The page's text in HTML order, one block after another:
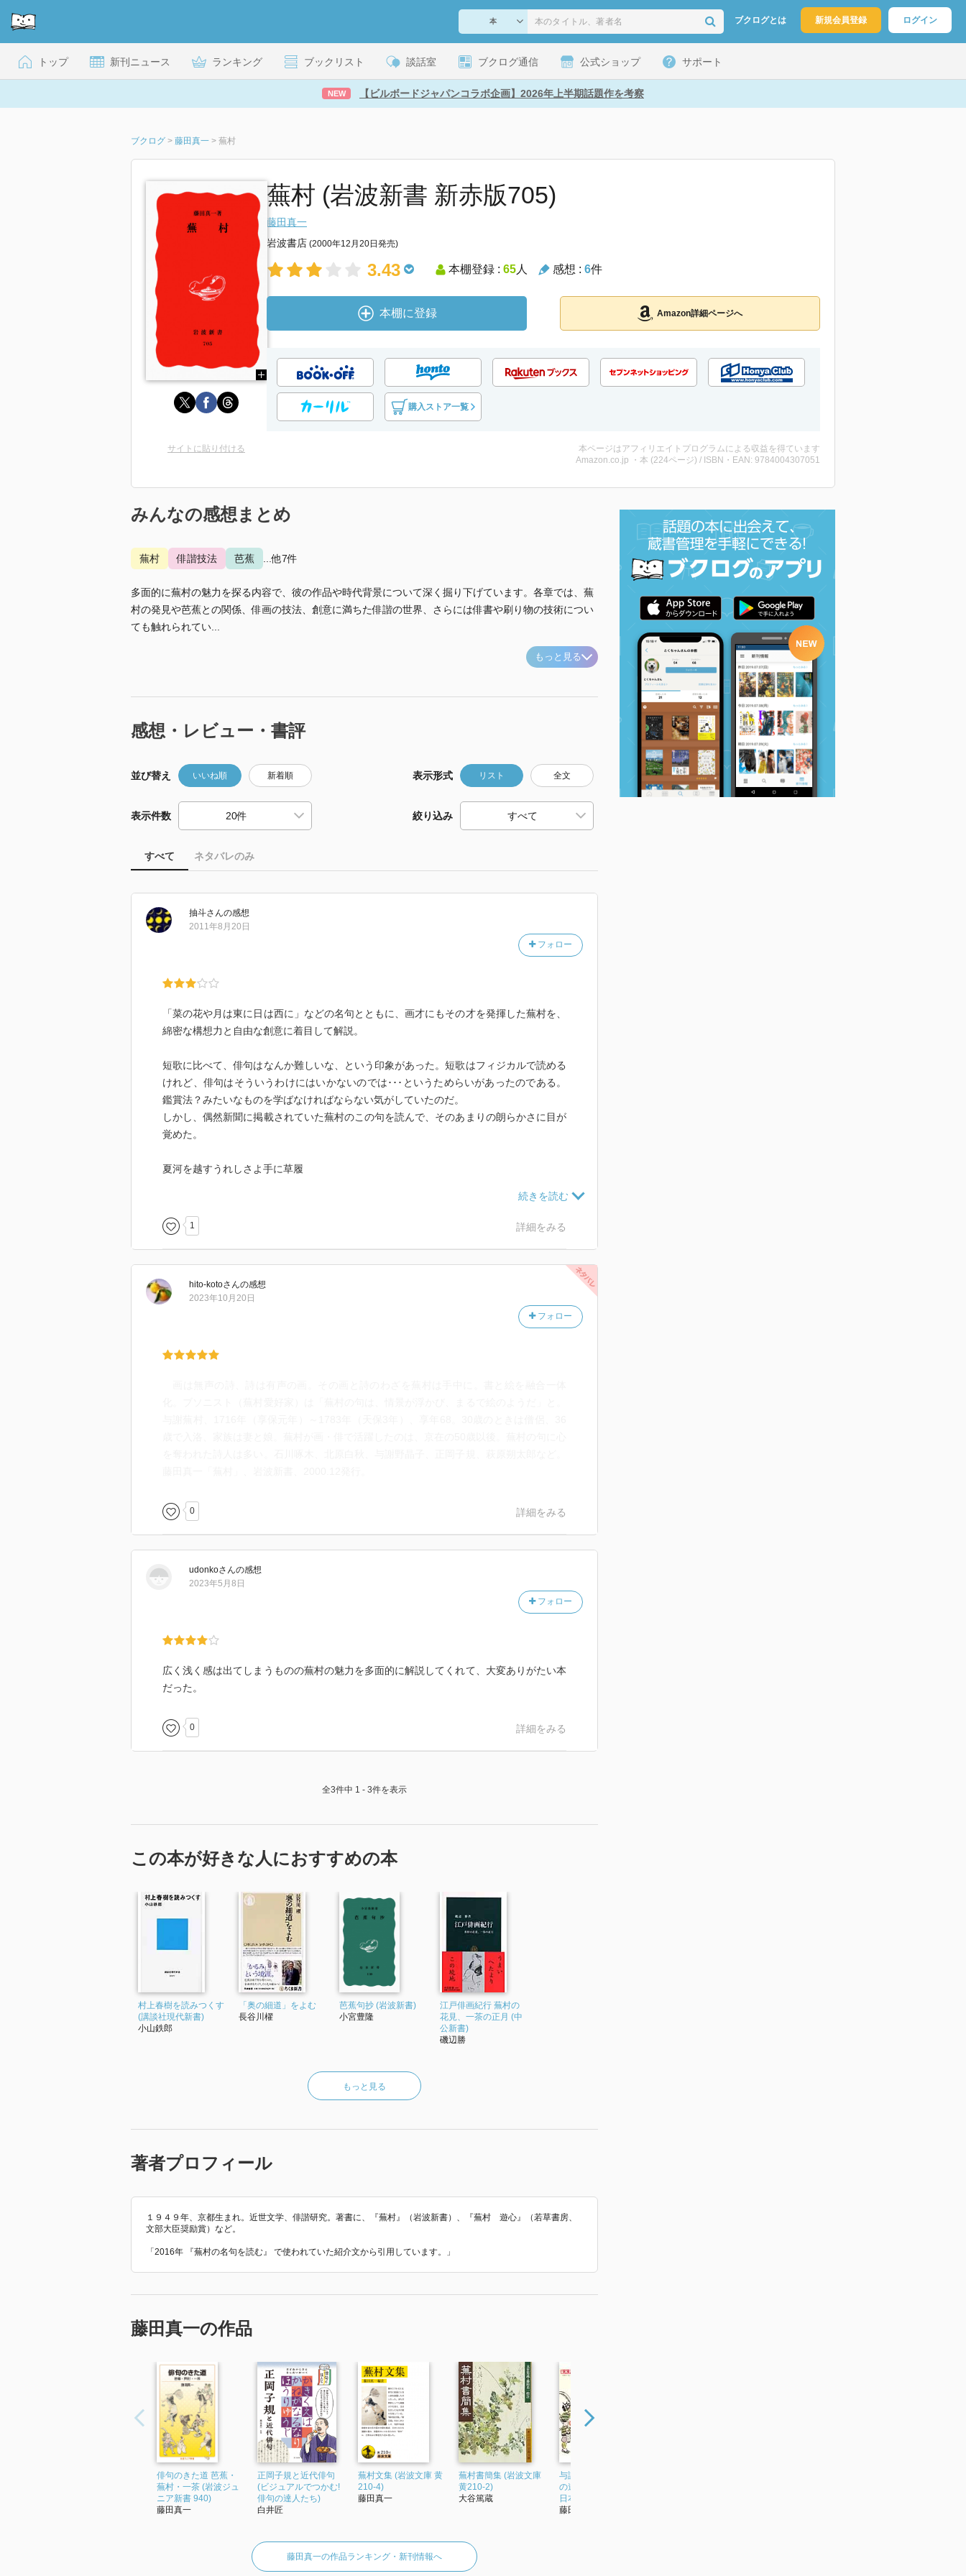
ブクログとは 新規会員登録 ログイン
トップ 新刊ニュース ランキング ブックリスト 談話室 ブクログ通信 公式ショップ サポート
NEW 【ビルボードジャパンコラボ企画】2026年上半期話題作を考察
ブクログ > 藤田真一 > 蕪村
蕪村 (岩波新書 新赤版705)
藤田真一
岩波書店 (2000年12月20日発売)
3.43 本棚登録 : 65人 感想 : 6件
本棚に登録 Amazon詳細ページへ
購入ストア一覧
サイトに貼り付ける
本ページはアフィリエイトプログラムによる収益を得ています
Amazon.co.jp ・本 (224ページ) / ISBN・EAN: 9784004307051
みんなの感想まとめ
蕪村 俳諧技法 芭蕉 ...他7件
多面的に蕪村の魅力を探る内容で、彼の作品や時代背景について深く掘り下げています。各章では、蕪
村の発見や芭蕉との関係、俳画の技法、創意に満ちた俳諧の世界、さらには俳書や刷り物の技術につい
ても触れられてい...
もっと見る
感想・レビュー・書評
並び替え いいね順 新着順 表示形式 リスト 全文
表示件数 絞り込み
すべて ネタバレのみ
抽斗さんの感想
フォロー
2011年8月20日
「菜の花や月は東に日は西に」などの名句とともに、画才にもその才を発揮した蕪村を、
綿密な構想力と自由な創意に着目して解説。
短歌に比べて、俳句はなんか難しいな、という印象があった。短歌はフィジカルで読める
けれど、俳句はそういうわけにはいかないのでは･･･というためらいがあったのである。
鑑賞法？みたいなものを学ばなければならない気がしていたのだ。
しかし、偶然新聞に掲載されていた蕪村のこの句を読んで、そのあまりの朗らかさに目が
覚めた。
夏河を越すうれしさよ手に草履
以来、いつかきっとまたこういう出会いがあるはずだ、と思って俳句も勉強しようしよう
と思っていた。
で、ようやく手に取ったのがこの新書。
当てており、蕪村の入門書として親しみやすかった。
特に、最初の章を石川啄木や北原白秋、与謝野晶子などの歌とつき合わせてみる構成がよ
かった。同じような題材や感情を詠ったものでも、蕪村の蕪村たる持ち味が他の作家とつ
っている。
以下、私が好きだと思った蕪村の句をいくつか。
山吹や井出を流るる鉋屑
ほととぎす平安城を筋違に
易水に葱流るる寒哉
みのむしの得たりかしこき初時雨
私はどちらかというと、ひとつを極めつくした、という人よりも、なんでも貪欲にやりた
い、何でも吸収したい、という人のほうが好きなようだ。
だから蕪村の、なんでも知りたい、楽しみたい、という姿勢に好感を持つ。その旺盛な好
奇心があってこそ、彼の句にはふわっとした軽妙な温かさを感じるのだと思う。自分の人
生に対する愛情が、そこにはある気がするのである。
1 詳細をみる
hito-kotoさんの感想
フォロー
2023年10月20日
0 詳細をみる
udonkoさんの感想
フォロー
2023年5月8日
広く浅く感は出てしまうものの蕪村の魅力を多面的に解説してくれて、大変ありがたい本
だった。
0 詳細をみる
全3件中 1 - 3件を表示
この本が好きな人におすすめの本
村上春樹を読みつくす
(講談社現代新書)
小山鉄郎
「奥の細道」をよむ
長谷川櫂
芭蕉句抄 (岩波新書)
小宮豊隆
江戸俳画紀行 蕪村の
花見、一茶の正月 (中
公新書)
磯辺勝
もっと見る
著者プロフィール
１９４９年、京都生まれ。近世文学、俳諧研究。著書に、『蕪村』（岩波新書）、『蕪村 遊心』（若草書房、
文部大臣奨励賞）など。
「2016年 『蕪村の名句を読む』 で使われていた紹介文から引用しています。」
藤田真一の作品
俳句のきた道 芭蕉・
蕪村・一茶 (岩波ジュ
ニア新書 940)
藤田真一
正岡子規と近代俳句
(ビジュアルでつかむ!
俳句の達人たち)
白井匠
蕪村文集 (岩波文庫 黄
210-4)
藤田真一
蕪村書簡集 (岩波文庫
黄210-2)
大谷篤蔵
与謝蕪村 画俳ふたつ
の道の達人 (別冊太陽
日本のこころ 202)
藤田真一
藤田真一の作品ランキング・新刊情報へ